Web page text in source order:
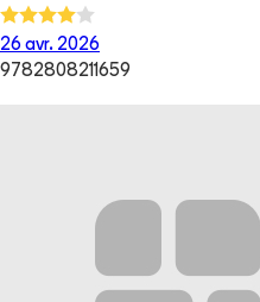
26 avr. 2026
9782808211659